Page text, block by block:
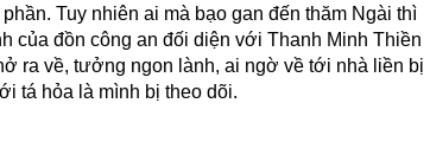
Tuy nhiên ai mà bạo gan đến thăm Ngài thì
của đồn công an đối diện với Thanh Minh Thiền
ra về, tưởng ngon lành, ai ngờ về tới nhà liền bị
tá hỏa là mình bị theo dõi.